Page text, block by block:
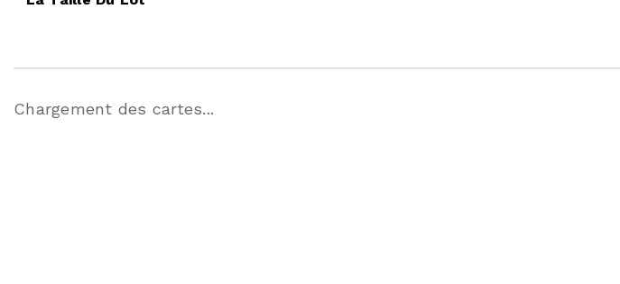
Chargement des cartes...